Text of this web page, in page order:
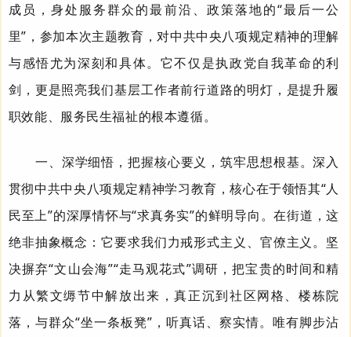
成员，身处服务群众的最前沿、政策落地的“最后一公
里”，参加本次主题教育，对中共中央八项规定精神的理解
与感悟尤为深刻和具体。它不仅是执政党自我革命的利
剑，更是照亮我们基层工作者前行道路的明灯，是提升履
职效能、服务民生福祉的根本遵循。
一、深学细悟，把握核心要义，筑牢思想根基。深入
贯彻中共中央八项规定精神学习教育，核心在于领悟其“人
民至上”的深厚情怀与“求真务实”的鲜明导向。在街道，这
绝非抽象概念：它要求我们力戒形式主义、官僚主义。坚
决摒弃“文山会海”“走马观花式”调研，把宝贵的时间和精
力从繁文缛节中解放出来，真正沉到社区网格、楼栋院
落，与群众“坐一条板凳”，听真话、察实情。唯有脚步沾